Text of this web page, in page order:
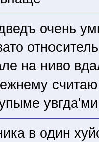
очень
на ниво
в один